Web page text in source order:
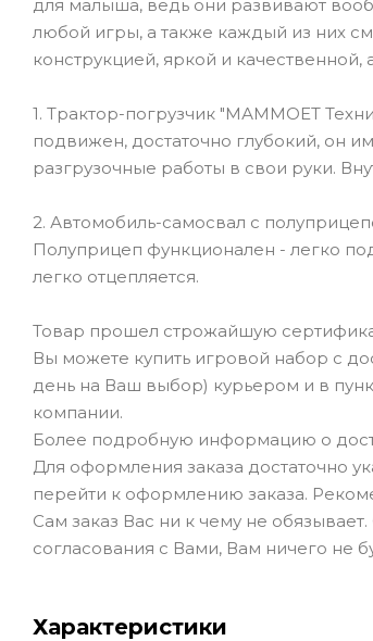
для малыша, ведь они развивают
любой игры, а также каждый из них
конструкцией, яркой и
1. Трактор-погрузчик "МАММОЕТ
подвижен, достаточно глубокий, он
разгрузочные работы в свои руки.
2. Автомобиль-самосвал с
Полуприцеп функционален - легко
легко отцепляется.
Товар прошел строжайшую
Вы можете купить игровой набор с
день на Ваш выбор) курьером и в
компании.
Более подробную информацию о
Для оформления заказа достаточно
перейти к оформлению заказа.
Сам заказ Вас ни к чему не
согласования с Вами, Вам ничего не
Характеристики